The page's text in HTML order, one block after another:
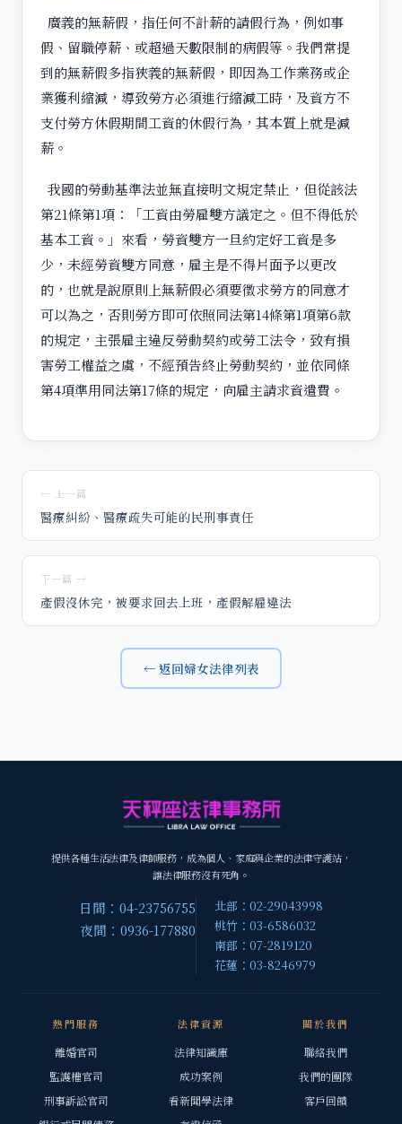
廣義的無薪假，指任何不計薪的請假行為，例如事
假、留職停薪、或超過天數限制的病假等。我們常提
到的無薪假多指狹義的無薪假，即因為工作業務或企
業獲利縮減，導致勞方必須進行縮減工時，及資方不
支付勞方休假期間工資的休假行為，其本質上就是減
薪。
我國的勞動基準法並無直接明文規定禁止，但從該法
第21條第1項：「工資由勞雇雙方議定之。但不得低於
基本工資。」來看，勞資雙方一旦約定好工資是多
少，未經勞資雙方同意，雇主是不得片面予以更改
的，也就是說原則上無薪假必須要徵求勞方的同意才
可以為之，否則勞方即可依照同法第14條第1項第6款
的規定，主張雇主違反勞動契約或勞工法令，致有損
害勞工權益之虞，不經預告終止勞動契約，並依同條
第4項準用同法第17條的規定，向雇主請求資遣費。
← 上一篇
醫療糾紛、醫療疏失可能的民刑事責任
下一篇 →
產假沒休完，被要求回去上班，產假解雇違法
← 返回婦女法律列表
提供各種生活法律及律師服務，成為個人、家庭與企業的法律守護站，
讓法律服務沒有死角。
日間：04-23756755
夜間：0936-177880
北部：02-29043998
桃竹：03-6586032
南部：07-2819120
花蓮：03-8246979
熱門服務
離婚官司
監護權官司
刑事訴訟官司
法律資源
法律知識庫
成功案例
看新聞學法律
關於我們
聯絡我們
我們的團隊
客戶回饋